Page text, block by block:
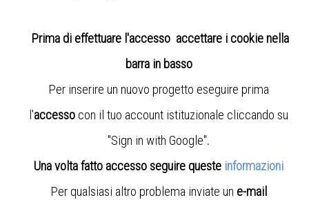
Prima di effettuare l'accesso accettare i cookie nella
barra in basso
Per inserire un nuovo progetto eseguire prima
l'accesso con il tuo account istituzionale cliccando su
"Sign in with Google".
Una volta fatto accesso seguire queste informazioni
Per qualsiasi altro problema inviate un e-mail